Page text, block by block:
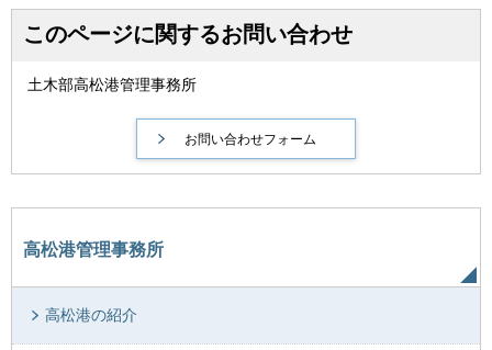
このページに関するお問い合わせ
土木部高松港管理事務所
高松港管理事務所
高松港の紹介